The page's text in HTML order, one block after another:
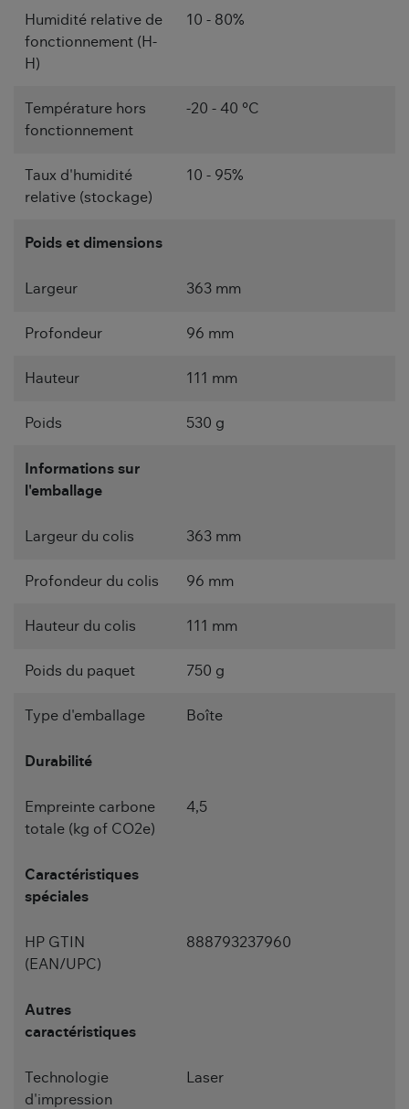
Humidité relative de
fonctionnement (H-
H)
10 - 80%
Température hors
fonctionnement
-20 - 40 °C
Taux d'humidité
relative (stockage)
10 - 95%
Poids et dimensions
Largeur 363 mm
Profondeur 96 mm
Hauteur 111 mm
Poids 530 g
Informations sur
l'emballage
Largeur du colis 363 mm
Profondeur du colis 96 mm
Hauteur du colis 111 mm
Poids du paquet 750 g
Type d'emballage Boîte
Durabilité
Empreinte carbone
totale (kg of CO2e)
4,5
Caractéristiques
spéciales
HP GTIN
(EAN/UPC)
888793237960
Autres
caractéristiques
Technologie
d'impression
Laser